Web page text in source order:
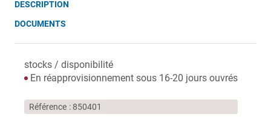
DESCRIPTION
DOCUMENTS
stocks / disponibilité
En réapprovisionnement sous 16-20 jours ouvrés
Référence 850401